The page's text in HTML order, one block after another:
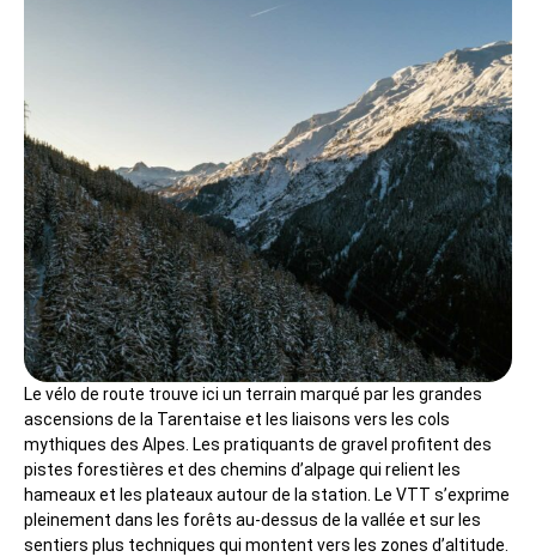
Le vélo de route trouve ici un terrain marqué par les grandes
ascensions de la Tarentaise et les liaisons vers les cols
mythiques des Alpes. Les pratiquants de gravel profitent des
pistes forestières et des chemins d’alpage qui relient les
hameaux et les plateaux autour de la station. Le VTT s’exprime
pleinement dans les forêts au-dessus de la vallée et sur les
sentiers plus techniques qui montent vers les zones d’altitude.